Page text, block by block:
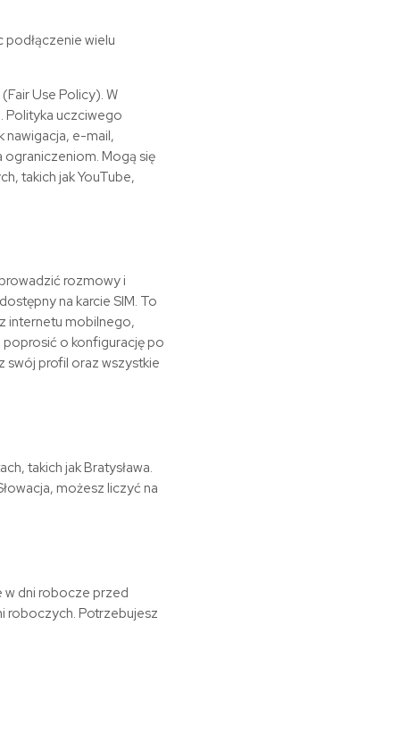
podłączenie wielu
Use Policy). W
Polityka uczciwego
nawigacja, e-mail,
ograniczeniom. Mogą się
takich jak YouTube,
rozmowy i
na karcie SIM. To
internetu mobilnego,
o konfigurację po
swój profil oraz wszystkie
takich jak Bratysława.
, możesz liczyć na
w dni robocze przed
roboczych. Potrzebujesz